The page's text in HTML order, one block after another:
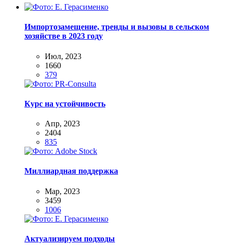
Импортозамещение, тренды и вызовы в сельском
хозяйстве в 2023 году
Июл, 2023
1660
379
Курс на устойчивость
Апр, 2023
2404
835
Миллиардная поддержка
Мар, 2023
3459
1006
Актуализируем подходы